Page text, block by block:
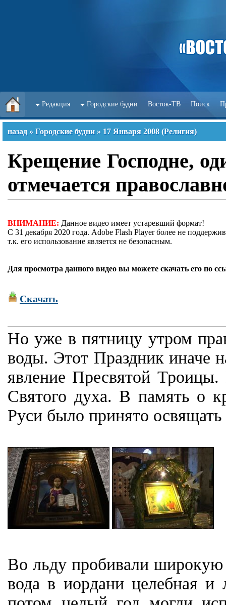
Редакция Городские будни Восток-ТВ Поиск
назад » Городские будни » 17 Января 2008 (Религия)
Крещение Господне,
отмечается
ВНИМАНИЕ: Данное видео имеет устаревший формат!
С 31 декабря 2020 года. Adobe Flash Player более не
т.к. его использование является не безопасным.
Для просмотра данного видео вы можете скачать его по
Скачать
Но уже в пятницу утром
воды. Этот Праздник иначе
явление Пресвятой
Святого духа. В память о
Руси было принято освящать
Во льду пробивали широкую
вода в иордани целебная